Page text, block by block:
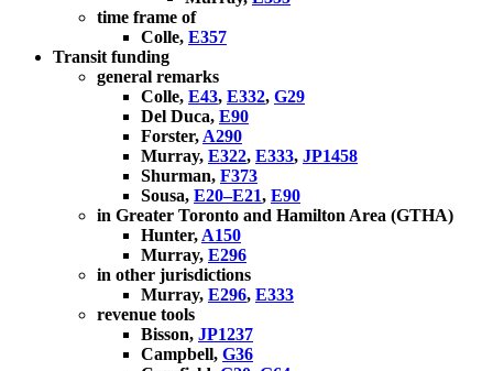
time frame of
Colle, E357
Transit funding
general remarks
Colle, E43, E332, G29
Del Duca, E90
Forster, A290
Murray, E322, E333, JP1458
Shurman, F373
Sousa, E20–E21, E90
in Greater Toronto and Hamilton Area (GTHA)
Hunter, A150
Murray, E296
in other jurisdictions
Murray, E296, E333
revenue tools
Bisson, JP1237
Campbell, G36